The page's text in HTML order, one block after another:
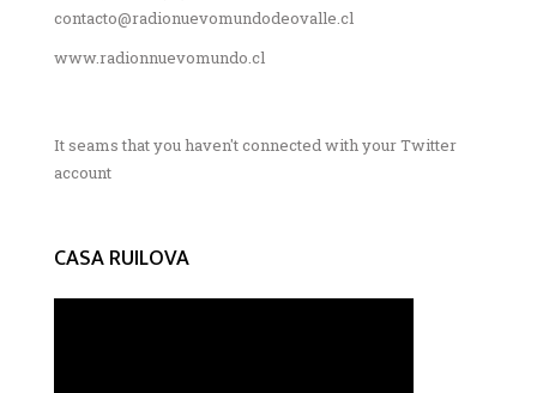
contacto@radionuevomundodeovalle.cl
www.radionnuevomundo.cl
It seams that you haven't connected with your Twitter
account
CASA RUILOVA